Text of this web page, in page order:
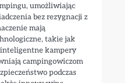
umożliwiając
bez rezygnacji z
mają
takie jak
inteligentne kampery
campingowiczom
podczas